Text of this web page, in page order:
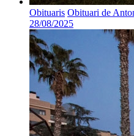
Obituaris Obituari de
28/08/2025